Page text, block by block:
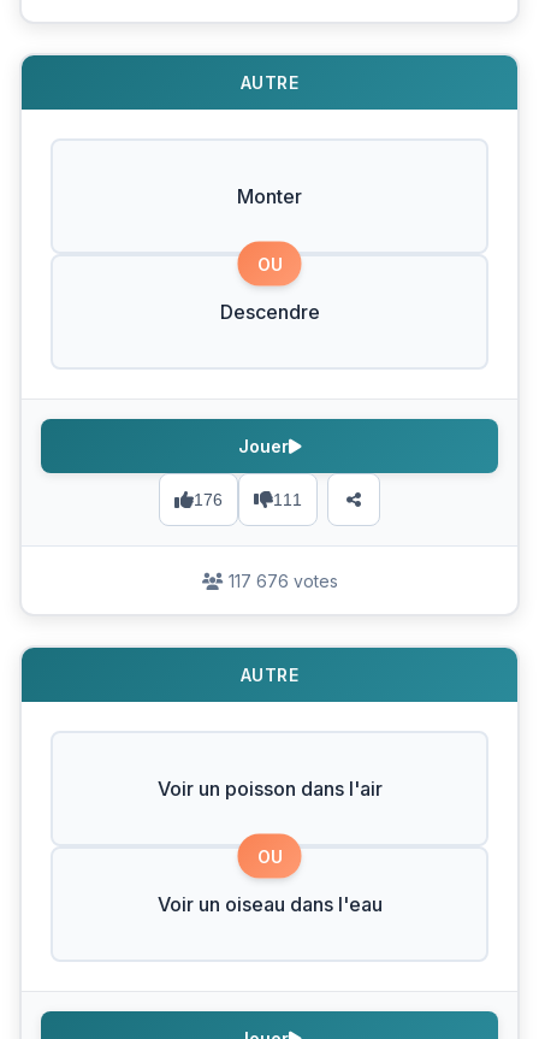
AUTRE
Monter
OU
Descendre
176 111
Jouer
117 676 votes
AUTRE
Voir un poisson dans l'air
OU
Voir un oiseau dans l'eau